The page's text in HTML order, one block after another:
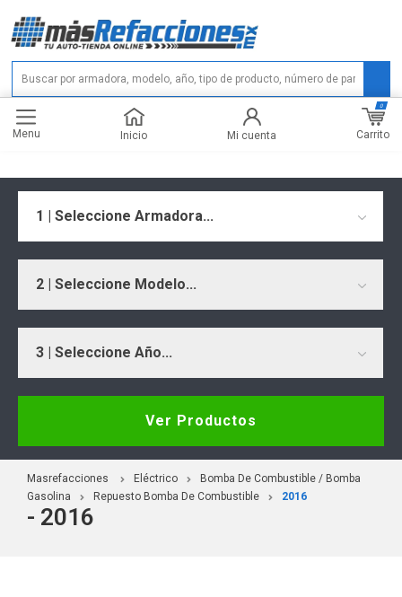
Menu Inicio Mi cuenta Carrito
0
1 | Seleccione Armadora...
2 | Seleccione Modelo...
3 | Seleccione Año...
Ver Productos
Masrefacciones Eléctrico
Bomba De Combustible / Bomba
Gasolina
Repuesto Bomba De Combustible 2016
- 2016